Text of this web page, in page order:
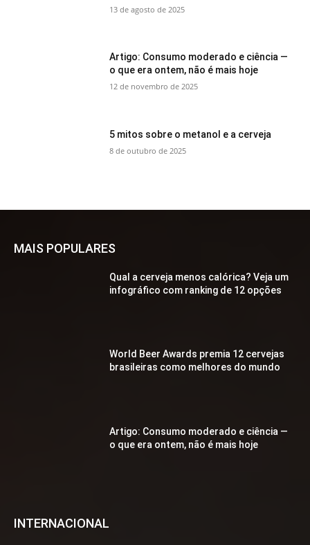
13 de agosto de 2025
Artigo: Consumo moderado e ciência —
o que era ontem, não é mais hoje
12 de novembro de 2025
5 mitos sobre o metanol e a cerveja
8 de outubro de 2025
MAIS POPULARES
Qual a cerveja menos calórica? Veja um
infográfico com ranking de 12 opções
World Beer Awards premia 12 cervejas
brasileiras como melhores do mundo
Artigo: Consumo moderado e ciência —
o que era ontem, não é mais hoje
INTERNACIONAL